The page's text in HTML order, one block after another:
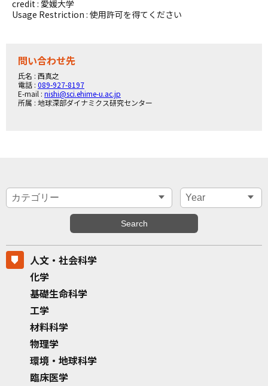
credit : 愛媛大学
Usage Restriction : 使用許可を得てください
問い合わせ先
氏名 : 西真之
電話 : 089-927-8197
E-mail : nishi@sci.ehime-u.ac.jp
所属 : 地球深部ダイナミクス研究センター
人文・社会科学
化学
基礎生命科学
工学
材料科学
物理学
環境・地球科学
臨床医学